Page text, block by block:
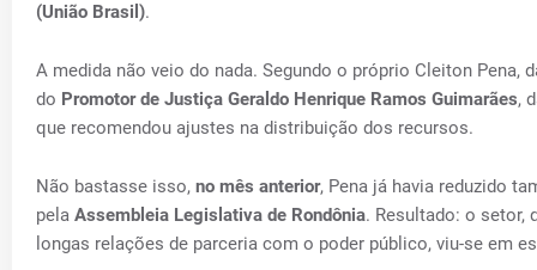
(União Brasil).
A medida não veio do nada. Segundo o próprio Cleiton Pena,
do Promotor de Justiça Geraldo Henrique Ramos Guimarães,
que recomendou ajustes na distribuição dos recursos.
Não bastasse isso, no mês anterior, Pena já havia reduzido
pela Assembleia Legislativa de Rondônia. Resultado: o setor,
longas relações de parceria com o poder público, viu-se em